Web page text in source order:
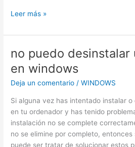
Quitar
y
temporal
en
windows
Leer más »
no puedo desinstalar
en windows
Deja un comentario /WINDOWS
Si alguna vez has intentado instalar
en tu ordenador y has tenido
instalación no se complete
no se elimine por completo,
puede ser tratar de solucionar estos